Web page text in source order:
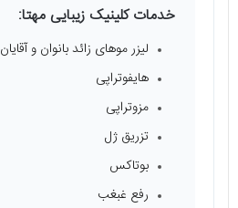
خدمات کلینیک زیبایی مهتا:
لیزر موهای زائد بانوان و آقایان
هایفوتراپی
مزوتراپی
تزریق ژل
بوتاکس
رفع غبغب